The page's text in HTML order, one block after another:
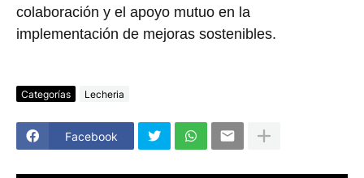
colaboración y el apoyo mutuo en la
implementación de mejoras sostenibles.
Categorías Lecheria
Facebook